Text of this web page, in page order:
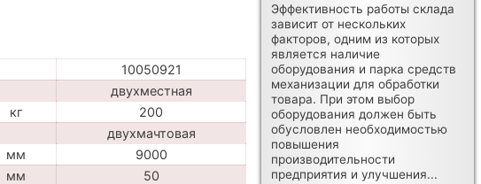
10050921
двухместная
кг
200
двухмачтовая
мм
9000
мм
50
Эффективность работы склада
зависит от нескольких
факторов, одним из которых
является наличие
оборудования и парка средств
механизации для обработки
товара. При этом выбор
оборудования должен быть
обусловлен необходимостью
повышения
производительности
предприятия и улучшения...